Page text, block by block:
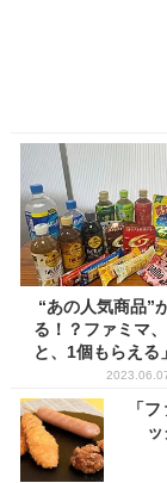
“あの人気商品”
る！？ファミマ
と、1個もらえる
ー...
「